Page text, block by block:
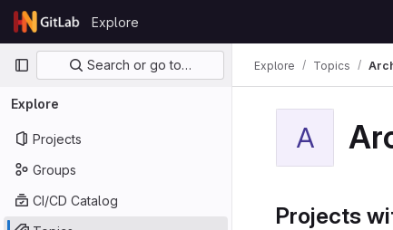
Skip to content
GitLab
Explore
Primary navigation
Search or go to…
Explore
Projects
Groups
CI/CD Catalog
Explore Topics
A
Projects